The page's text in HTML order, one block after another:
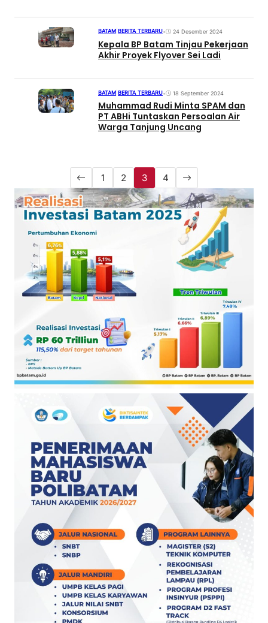
BATAM BERITA TERBARU• 24 Desember 2024
Kepala BP Batam Tinjau Pekerjaan
Akhir Proyek Flyover Sei Ladi
BATAM BERITA TERBARU• 18 September 2024
Muhammad Rudi Minta SPAM dan
PT ABHi Tuntaskan Persoalan Air
Warga Tanjung Uncang
1 2 3 4